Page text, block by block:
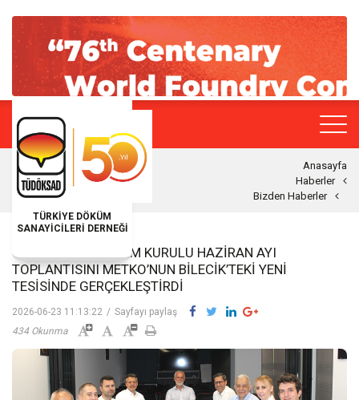
TÜRKİYE DÖKÜM
SANAYİCİLERİ DERNEĞİ
Anasayfa
Haberler
Bizden Haberler
TÜDÖKSAD YÖNETIM KURULU HAZIRAN AYI
TOPLANTISINI METKO’NUN BILECIK’TEKI YENI
TESISINDE GERÇEKLEŞTIRDI
2026-06-23 11:13:22 / Sayfayı paylaş
434 Okunma